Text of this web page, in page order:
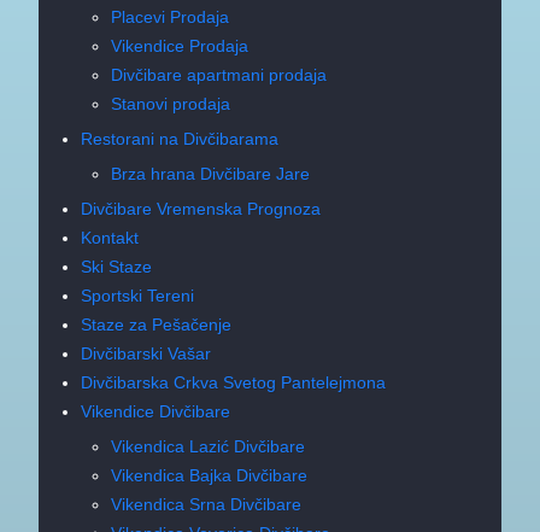
Placevi Prodaja
Vikendice Prodaja
Divčibare apartmani prodaja
Stanovi prodaja
Restorani na Divčibarama
Brza hrana Divčibare Jare
Divčibare Vremenska Prognoza
Kontakt
Ski Staze
Sportski Tereni
Staze za Pešačenje
Divčibarski Vašar
Divčibarska Crkva Svetog Pantelejmona
Vikendice Divčibare
Vikendica Lazić Divčibare
Vikendica Bajka Divčibare
Vikendica Srna Divčibare